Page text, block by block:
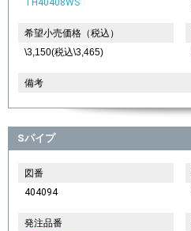
希望小売価格（税込）
\3,150(税込\3,465)
備考
Sパイプ
図番
404094
発注品番